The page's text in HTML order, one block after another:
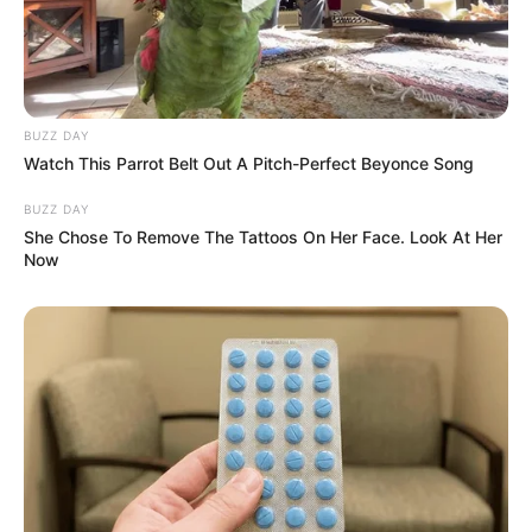
il mérite un coup de poker.
11 – Hollywood du Bois
Ce trotteur a été malheureux récemment dans le
Trophée Vert, mais son entourage est confiant. Il
dispose d’un bel engagement et monte en puissance.
cote.
BUZZ DAY
Watch This Parrot Belt Out A Pitch-Perfect Beyonce Song
BUZZ DAY
She Chose To Remove The Tattoos On Her Face. Look At Her
Now